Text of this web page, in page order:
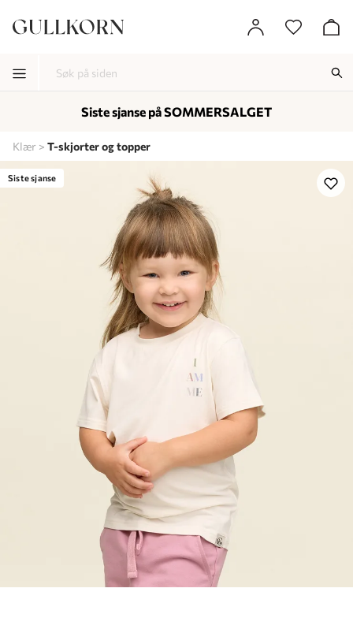
Lagt i kurven, utmerket valg! Til kassen
Klær T-skjorter og topper
Siste sjanse
Siste sjanse på SOMMERSALGET
-
-
-